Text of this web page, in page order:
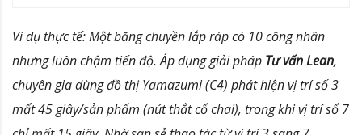
Ví dụ thực tế: Một băng chuyền lắp ráp có 10 công nhân
nhưng luôn chậm tiến độ. Áp dụng giải pháp Tư vấn Lean,
chuyên gia dùng đồ thị Yamazumi (C4) phát hiện vị trí số 3
mất 45 giây/sản phẩm (nút thắt cổ chai), trong khi vị trí số 7